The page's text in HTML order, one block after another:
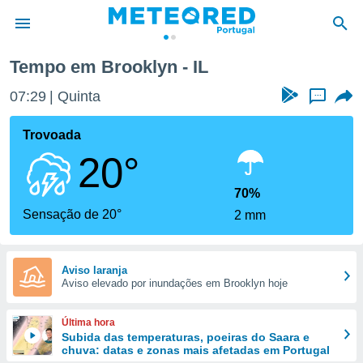
da
foi
fornecidas
a este
das
e
forma
digital
Tempo em Brooklyn - IL
07:29 Quinta ...
Trovoada
20°
Sensação de 20°
70%
2 mm
Aviso laranja
Aviso elevado por inundações em Brooklyn hoje
Última hora
Subida das temperaturas, poeiras do Saara e
chuva: datas e zonas mais afetadas em Portugal